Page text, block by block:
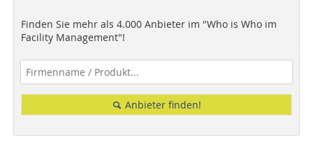
Finden Sie mehr als 4.000 Anbieter im "Who is Who im
Facility Management"!
Anbieter finden!